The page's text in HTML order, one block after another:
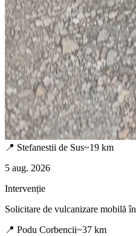
📍 Stefanestii de Sus~19 km
5 aug. 2026
Intervenție
Solicitare de vulcanizare mobilă în
📍 Podu Corbencii~37 km